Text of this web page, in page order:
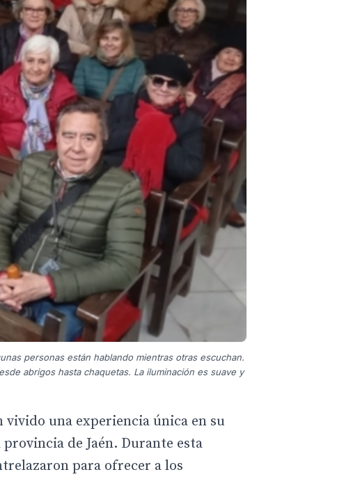
personas están hablando mientras otras escuchan.
abrigos hasta chaquetas. La iluminación es suave y
vivido una experiencia única en su
de Jaén. Durante esta
para ofrecer a los